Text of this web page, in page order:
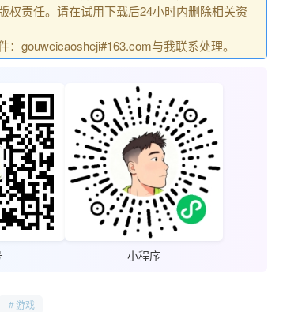
权责任。请在试用下载后24小时内删除相关资
gouweicaosheji#163.com与我联系处理。
小程序
游戏